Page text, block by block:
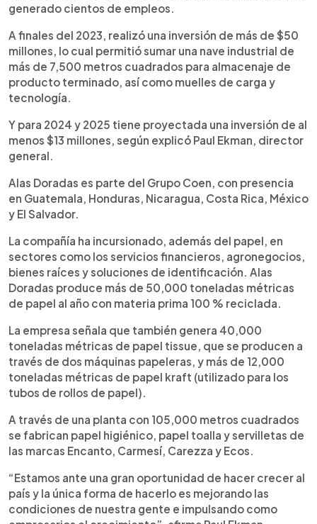
generado cientos de empleos.
A finales del 2023, realizó una inversión de más de $50
millones, lo cual permitió sumar una nave industrial de
más de 7,500 metros cuadrados para almacenaje de
producto terminado, así como muelles de carga y
tecnología.
Y para 2024 y 2025 tiene proyectada una inversión de al
menos $13 millones, según explicó Paul Ekman, director
general.
Alas Doradas es parte del Grupo Coen, con presencia
en Guatemala, Honduras, Nicaragua, Costa Rica, México
y El Salvador.
La compañía ha incursionado, además del papel, en
sectores como los servicios financieros, agronegocios,
bienes raíces y soluciones de identificación. Alas
Doradas produce más de 50,000 toneladas métricas
de papel al año con materia prima 100 % reciclada.
La empresa señala que también genera 40,000
toneladas métricas de papel tissue, que se producen a
través de dos máquinas papeleras, y más de 12,000
toneladas métricas de papel kraft (utilizado para los
tubos de rollos de papel).
A través de una planta con 105,000 metros cuadrados
se fabrican papel higiénico, papel toalla y servilletas de
las marcas Encanto, Carmesí, Carezza y Ecos.
“Estamos ante una gran oportunidad de hacer crecer al
país y la única forma de hacerlo es mejorando las
condiciones de nuestra gente e impulsando como